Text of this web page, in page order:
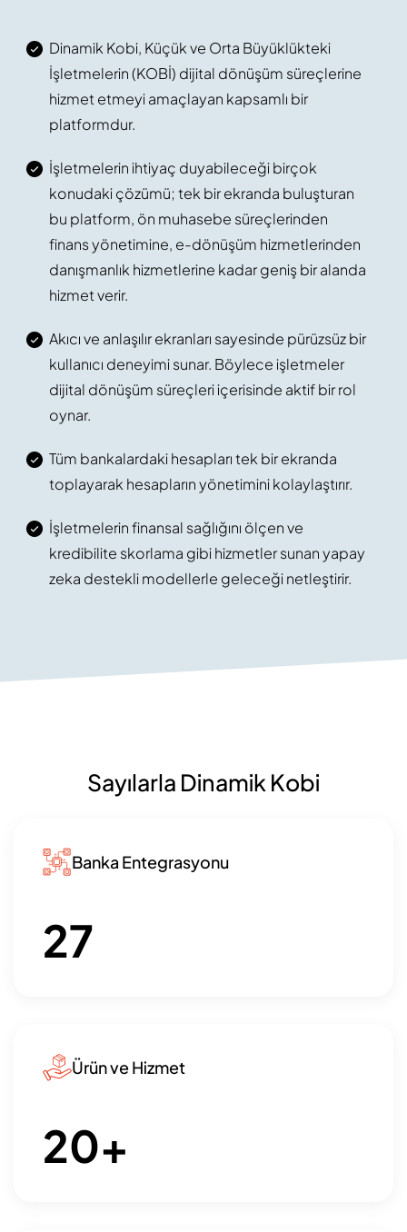
Dinamik Kobi, Küçük ve Orta Büyüklükteki
İşletmelerin (KOBİ) dijital dönüşüm süreçlerine
hizmet etmeyi amaçlayan kapsamlı bir
platformdur.
İşletmelerin ihtiyaç duyabileceği birçok
konudaki çözümü; tek bir ekranda buluşturan
bu platform, ön muhasebe süreçlerinden
finans yönetimine, e-dönüşüm hizmetlerinden
danışmanlık hizmetlerine kadar geniş bir alanda
hizmet verir.
Akıcı ve anlaşılır ekranları sayesinde pürüzsüz bir
kullanıcı deneyimi sunar. Böylece işletmeler
dijital dönüşüm süreçleri içerisinde aktif bir rol
oynar.
Tüm bankalardaki hesapları tek bir ekranda
toplayarak hesapların yönetimini kolaylaştırır.
İşletmelerin finansal sağlığını ölçen ve
kredibilite skorlama gibi hizmetler sunan yapay
zeka destekli modellerle geleceği netleştirir.
Sayılarla Dinamik Kobi
Banka Entegrasyonu
27
Ürün ve Hizmet
20+